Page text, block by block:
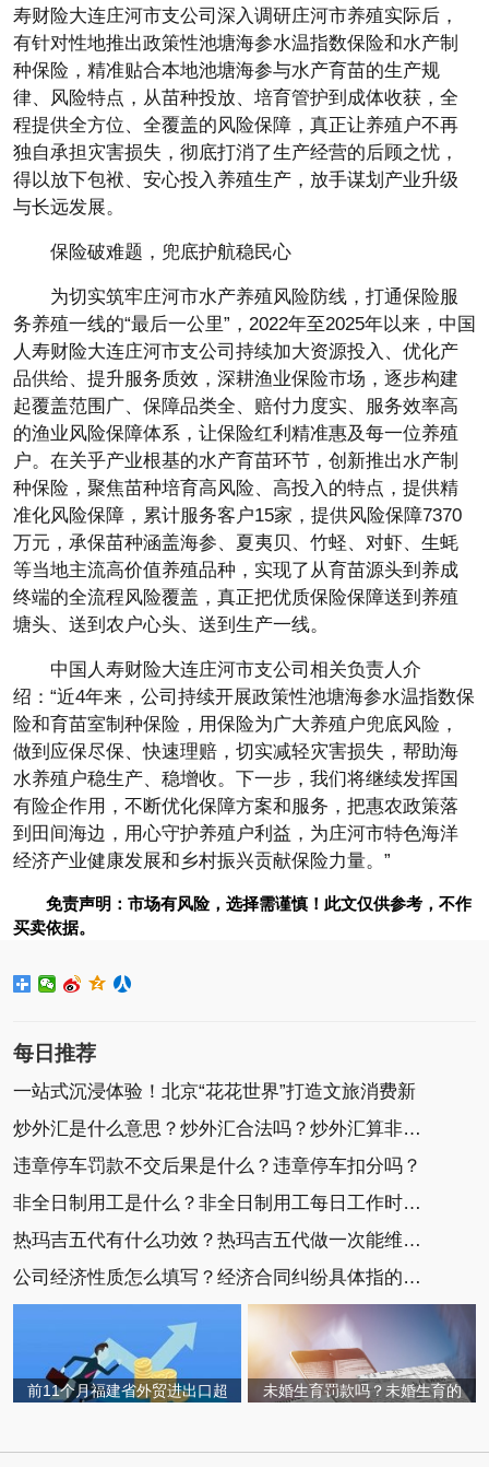
寿财险大连庄河市支公司深入调研庄河市养殖实际后，
有针对性地推出政策性池塘海参水温指数保险和水产制
种保险，精准贴合本地池塘海参与水产育苗的生产规
律、风险特点，从苗种投放、培育管护到成体收获，全
程提供全方位、全覆盖的风险保障，真正让养殖户不再
独自承担灾害损失，彻底打消了生产经营的后顾之忧，
得以放下包袱、安心投入养殖生产，放手谋划产业升级
与长远发展。
保险破难题，兜底护航稳民心
为切实筑牢庄河市水产养殖风险防线，打通保险服
务养殖一线的“最后一公里”，2022年至2025年以来，中国
人寿财险大连庄河市支公司持续加大资源投入、优化产
品供给、提升服务质效，深耕渔业保险市场，逐步构建
起覆盖范围广、保障品类全、赔付力度实、服务效率高
的渔业风险保障体系，让保险红利精准惠及每一位养殖
户。在关乎产业根基的水产育苗环节，创新推出水产制
种保险，聚焦苗种培育高风险、高投入的特点，提供精
准化风险保障，累计服务客户15家，提供风险保障7370
万元，承保苗种涵盖海参、夏夷贝、竹蛏、对虾、生蚝
等当地主流高价值养殖品种，实现了从育苗源头到养成
终端的全流程风险覆盖，真正把优质保险保障送到养殖
塘头、送到农户心头、送到生产一线。
中国人寿财险大连庄河市支公司相关负责人介
绍：“近4年来，公司持续开展政策性池塘海参水温指数保
险和育苗室制种保险，用保险为广大养殖户兜底风险，
做到应保尽保、快速理赔，切实减轻灾害损失，帮助海
水养殖户稳生产、稳增收。下一步，我们将继续发挥国
有险企作用，不断优化保障方案和服务，把惠农政策落
到田间海边，用心守护养殖户利益，为庄河市特色海洋
经济产业健康发展和乡村振兴贡献保险力量。”
免责声明：市场有风险，选择需谨慎！此文仅供参考，不作
买卖依据。
每日推荐
一站式沉浸体验！北京“花花世界”打造文旅消费新
炒外汇是什么意思？炒外汇合法吗？炒外汇算非法集
违章停车罚款不交后果是什么？违章停车扣分吗？
非全日制用工是什么？非全日制用工每日工作时间不
热玛吉五代有什么功效？热玛吉五代做一次能维持多
公司经济性质怎么填写？经济合同纠纷具体指的是什
前11个月福建省外贸进出口超 未婚生育罚款吗？未婚生育的